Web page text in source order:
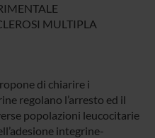
MULTIPLA
di chiarire i
regolano l’arresto ed il
popolazioni leucocitarie
integrine-